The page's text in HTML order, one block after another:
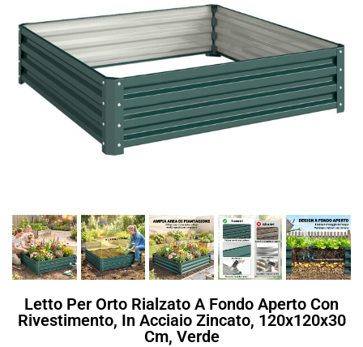
Letto Per Orto Rialzato A Fondo Aperto Con
Rivestimento, In Acciaio Zincato, 120x120x30
Cm, Verde